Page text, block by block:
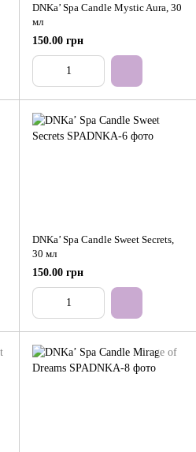
DNKa’ Spa Candle Mystic Aura, 30
мл
150.00 грн
DNKa’ Spa Candle Sweet Secrets,
30 мл
150.00 грн